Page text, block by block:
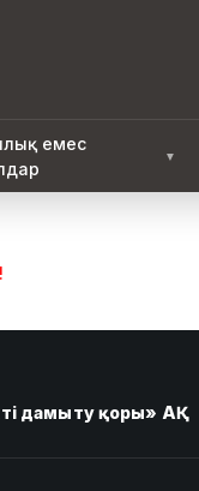
емес
▼
дамыту қоры» АҚ